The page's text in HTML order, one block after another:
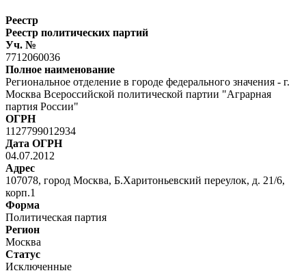
Реестр
Реестр политических партий
Уч. №
7712060036
Полное наименование
Региональное отделение в городе федерального значения - г.
Москва Всероссийской политической партии "Аграрная
партия России"
ОГРН
1127799012934
Дата ОГРН
04.07.2012
Адрес
107078, город Москва, Б.Харитоньевский переулок, д. 21/6,
корп.1
Форма
Политическая партия
Регион
Москва
Статус
Исключенные